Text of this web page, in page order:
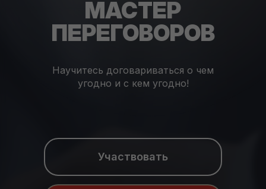
МАСТЕР
ПЕРЕГОВОРОВ
Научитесь договариваться о чем
угодно и с кем угодно!
Участвовать